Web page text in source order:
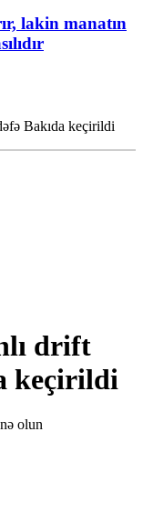
lakin manatın
Bakıda keçirildi
drift
keçirildi
olun